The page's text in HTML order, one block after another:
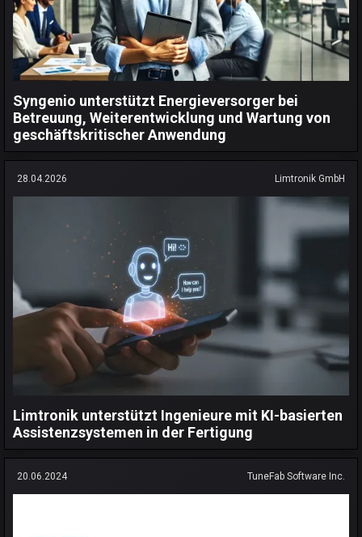
Syngenio unterstützt Energieversorger bei
Betreuung, Weiterentwicklung und Wartung von
geschäftskritischer Anwendung
28.04.2026 Limtronik GmbH
Limtronik unterstützt Ingenieure mit KI-basierten
Assistenzsystemen in der Fertigung
20.06.2024 TuneFab Software Inc.